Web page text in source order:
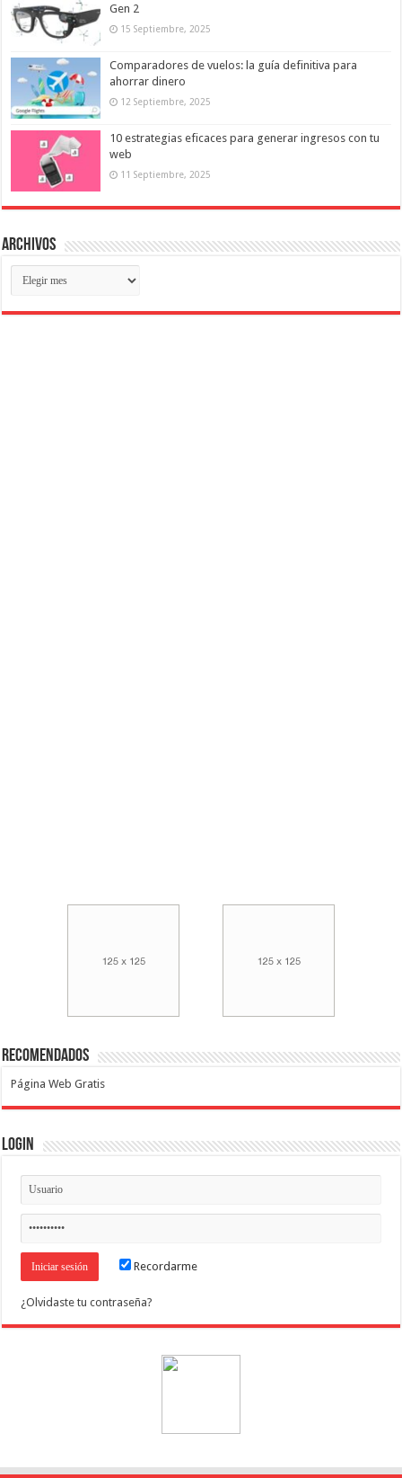
Gen 2
15 Septiembre, 2025
Comparadores de vuelos: la guía definitiva para
ahorrar dinero
12 Septiembre, 2025
10 estrategias eficaces para generar ingresos con tu
web
11 Septiembre, 2025
Archivos
Recomendados
Página Web Gratis
Login
Recordarme
¿Olvidaste tu contraseña?